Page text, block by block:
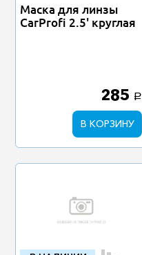
Маска для линзы
CarProfi 2.5' круглая
285 a
В КОРЗИНУ